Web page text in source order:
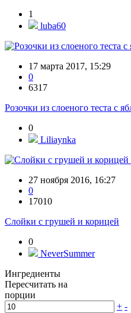
1
luba60
17 марта 2017, 15:29
0
6317
Розочки из слоеного теста с
0
Liliaynka
27 ноября 2016, 16:27
0
17010
Слойки с грушей и корицей
0
NeverSummer
Ингредиенты
Пересчитать на
порции
+ -